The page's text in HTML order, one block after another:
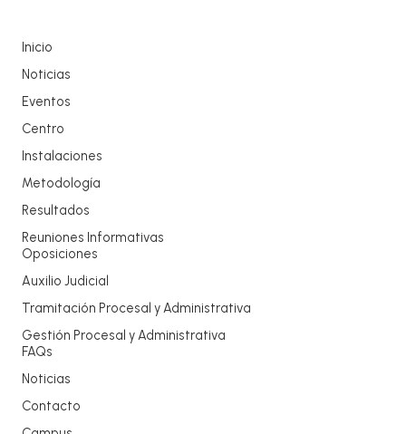
Inicio
Noticias
Eventos
Centro
Instalaciones
Metodología
Resultados
Reuniones Informativas
Oposiciones
Auxilio Judicial
Tramitación Procesal y Administrativa
Gestión Procesal y Administrativa
FAQs
Noticias
Contacto